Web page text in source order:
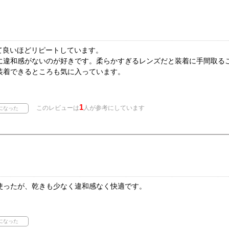
いほどリピートしています。
和感がないのが好きです。柔らかすぎるレンズだと装着に手間取る
できるところも気に入っています。
このレビューは1人が参考にしています
たが、乾きも少なく違和感なく快適です。